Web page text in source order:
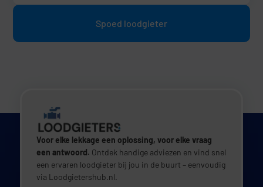
Spoed loodgieter
Voor elke lekkage een oplossing, voor elke vraag
een antwoord. Ontdek handige adviezen en vind snel
een ervaren loodgieter bij jou in de buurt – eenvoudig
via Loodgietershub.nl.